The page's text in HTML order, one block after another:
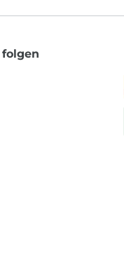
folgen